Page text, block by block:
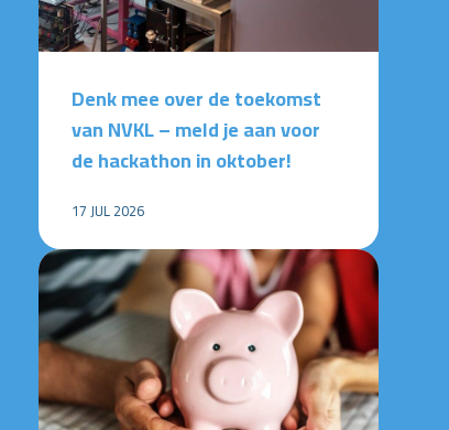
Denk mee over de toekomst
van NVKL – meld je aan voor
de hackathon in oktober!
17 JUL 2026